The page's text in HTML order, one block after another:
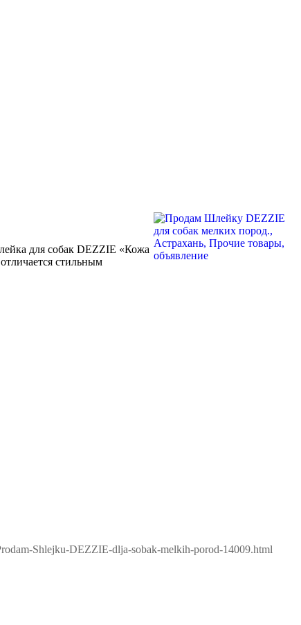
для собак DEZZIE «Кожа
стильным
Shlejku-DEZZIE-dlja-sobak-melkih-porod-14009.html